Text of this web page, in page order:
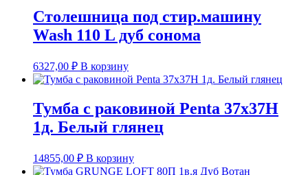
Столешница под стир.машину
Wash 110 L дуб сонома
6327,00 ₽ В корзину
Тумба с раковиной Penta 37х37Н
1д. Белый глянец
14855,00 ₽ В корзину